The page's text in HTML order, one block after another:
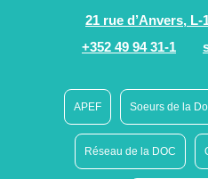
21 rue d’Anvers,
+352 49 94 31-1
APEF Soeurs de la
Réseau de la DOC